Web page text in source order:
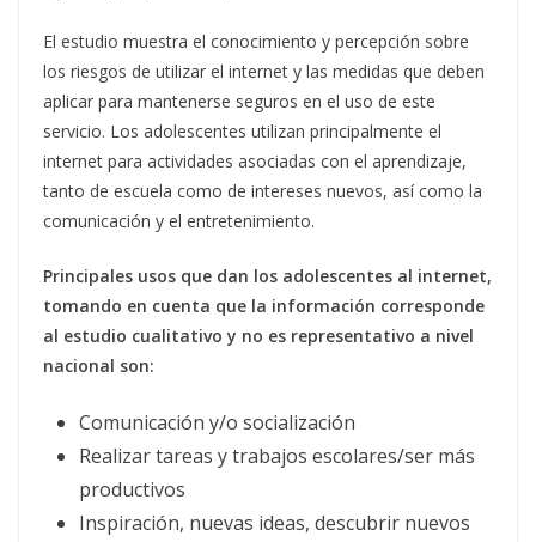
El estudio muestra el conocimiento y percepción sobre
los riesgos de utilizar el internet y las medidas que deben
aplicar para mantenerse seguros en el uso de este
servicio. Los adolescentes utilizan principalmente el
internet para actividades asociadas con el aprendizaje,
tanto de escuela como de intereses nuevos, así como la
comunicación y el entretenimiento.
Principales usos que dan los adolescentes al internet,
tomando en cuenta que la información corresponde
al estudio cualitativo y no es representativo a nivel
nacional son:
Comunicación y/o socialización
Realizar tareas y trabajos escolares/ser más
productivos
Inspiración, nuevas ideas, descubrir nuevos